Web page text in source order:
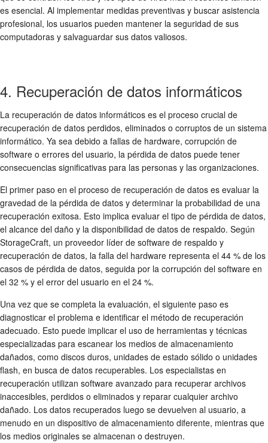
es esencial. Al implementar medidas preventivas y buscar asistencia
profesional, los usuarios pueden mantener la seguridad de sus
computadoras y salvaguardar sus datos valiosos.
4. Recuperación de datos informáticos
La recuperación de datos informáticos es el proceso crucial de
recuperación de datos perdidos, eliminados o corruptos de un sistema
informático. Ya sea debido a fallas de hardware, corrupción de
software o errores del usuario, la pérdida de datos puede tener
consecuencias significativas para las personas y las organizaciones.
El primer paso en el proceso de recuperación de datos es evaluar la
gravedad de la pérdida de datos y determinar la probabilidad de una
recuperación exitosa. Esto implica evaluar el tipo de pérdida de datos,
el alcance del daño y la disponibilidad de datos de respaldo. Según
StorageCraft, un proveedor líder de software de respaldo y
recuperación de datos, la falla del hardware representa el 44 % de los
casos de pérdida de datos, seguida por la corrupción del software en
el 32 % y el error del usuario en el 24 %.
Una vez que se completa la evaluación, el siguiente paso es
diagnosticar el problema e identificar el método de recuperación
adecuado. Esto puede implicar el uso de herramientas y técnicas
especializadas para escanear los medios de almacenamiento
dañados, como discos duros, unidades de estado sólido o unidades
flash, en busca de datos recuperables. Los especialistas en
recuperación utilizan software avanzado para recuperar archivos
inaccesibles, perdidos o eliminados y reparar cualquier archivo
dañado. Los datos recuperados luego se devuelven al usuario, a
menudo en un dispositivo de almacenamiento diferente, mientras que
los medios originales se almacenan o destruyen.